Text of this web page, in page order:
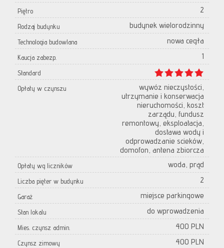
Piętro 2
Rodzaj budynku budynek wielorodzinny
Technologia budowlana nowa cegła
Kaucja zabezp. 1
Standard
Opłaty w czynszu
wywóz nieczystości,
utrzymanie i konserwacja
nieruchomości, koszt
zarządu, fundusz
remontowy, eksploatacja,
dostawa wody i
odprowadzanie scieków,
domofon, antena zbiorcza
Opłaty wg liczników woda, prąd
Liczba pięter w budynku 2
Garaż miejsce parkingowe
Stan lokalu do wprowadzenia
Mies. czynsz admin. 400 PLN
Czynsz zimowy 400 PLN